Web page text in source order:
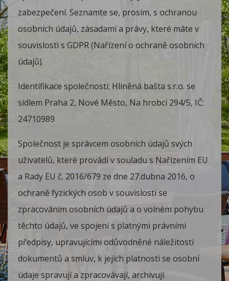
zabezpečení. Seznamte se, prosím, s ochranou
osobních údajů, zásadami a právy, které máte v
souvislosti s GDPR (Nařízení o ochraně osobních
údajů).
Identifikace společnosti: Hliněná bašta s.r.o. se
sídlem Praha 2, Nové Město, Na hrobci 294/5, IČ:
24710989
Společnost je správcem osobních údajů svých
uživatelů, které provádí v souladu s Nařízením EU
a Rady EU č. 2016/679 ze dne 27.dubna 2016, o
ochraně fyzických osob v souvislosti se
zpracováním osobních údajů a o volném pohybu
těchto údajů, ve spojení s platnými právními
předpisy, upravujícími odůvodněné náležitosti
dokumentů a smluv, k jejich platnosti se osobní
údaje spravují a zpracovávají, archivují.